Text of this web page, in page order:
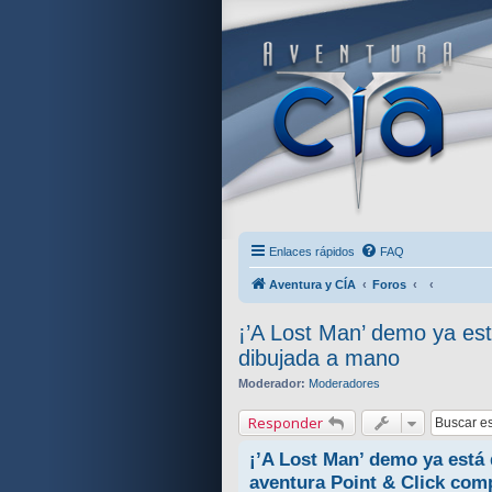
Enlaces rápidos FAQ
Aventura y CÍA Foros
¡’A Lost Man’ demo ya
dibujada a mano
Moderador: Moderadores
Responder
¡’A Lost Man’ demo ya
aventura Point & Click